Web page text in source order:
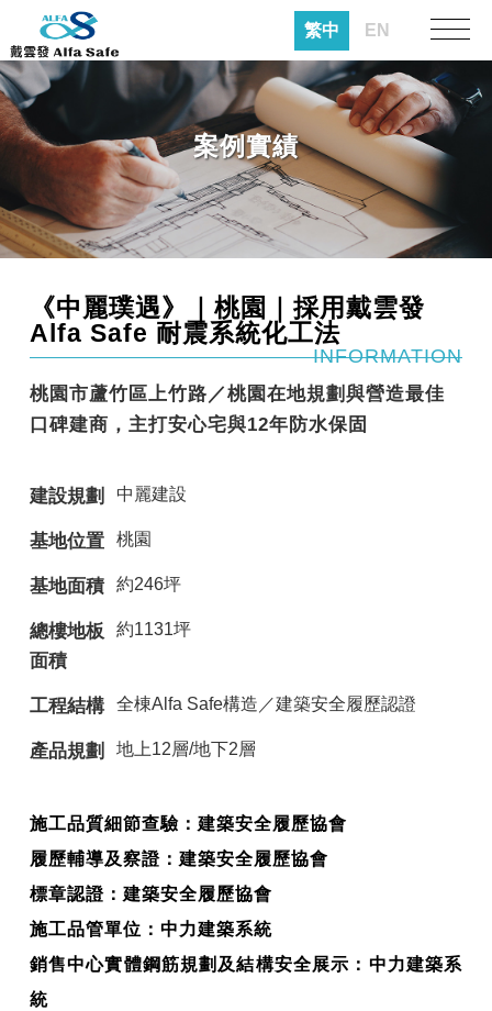
繁中 EN
案例實績
《中麗璞遇》｜桃園｜採用戴雲發
Alfa Safe 耐震系統化工法
INFORMATION
桃園市蘆竹區上竹路／桃園在地規劃與營造最佳
口碑建商，主打安心宅與12年防水保固
建設規劃 中麗建設
基地位置 桃園
基地面積 約246坪
總樓地板
面積
約1131坪
工程結構 全棟Alfa Safe構造／建築安全履歷認證
產品規劃 地上12層/地下2層
施工品質細節查驗：建築安全履歷協會
履歷輔導及察證：建築安全履歷協會
標章認證：建築安全履歷協會
施工品管單位：中力建築系統
銷售中心實體鋼筋規劃及結構安全展示：中力建築系
統